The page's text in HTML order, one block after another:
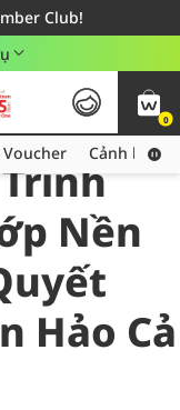
Club!
từ 249,000Đ
TP. Hồ Chí Minh
0
Cảnh báo
Nền
Hảo Cả